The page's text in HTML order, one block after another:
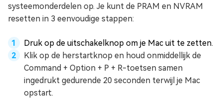
systeemonderdelen op. Je kunt de PRAM en NVRAM
resetten in 3 eenvoudige stappen:
Druk op de uitschakelknop om je Mac uit te zetten.
Klik op de herstartknop en houd onmiddellijk de
Command + Option + P + R-toetsen samen
ingedrukt gedurende 20 seconden terwijl je Mac
opstart.